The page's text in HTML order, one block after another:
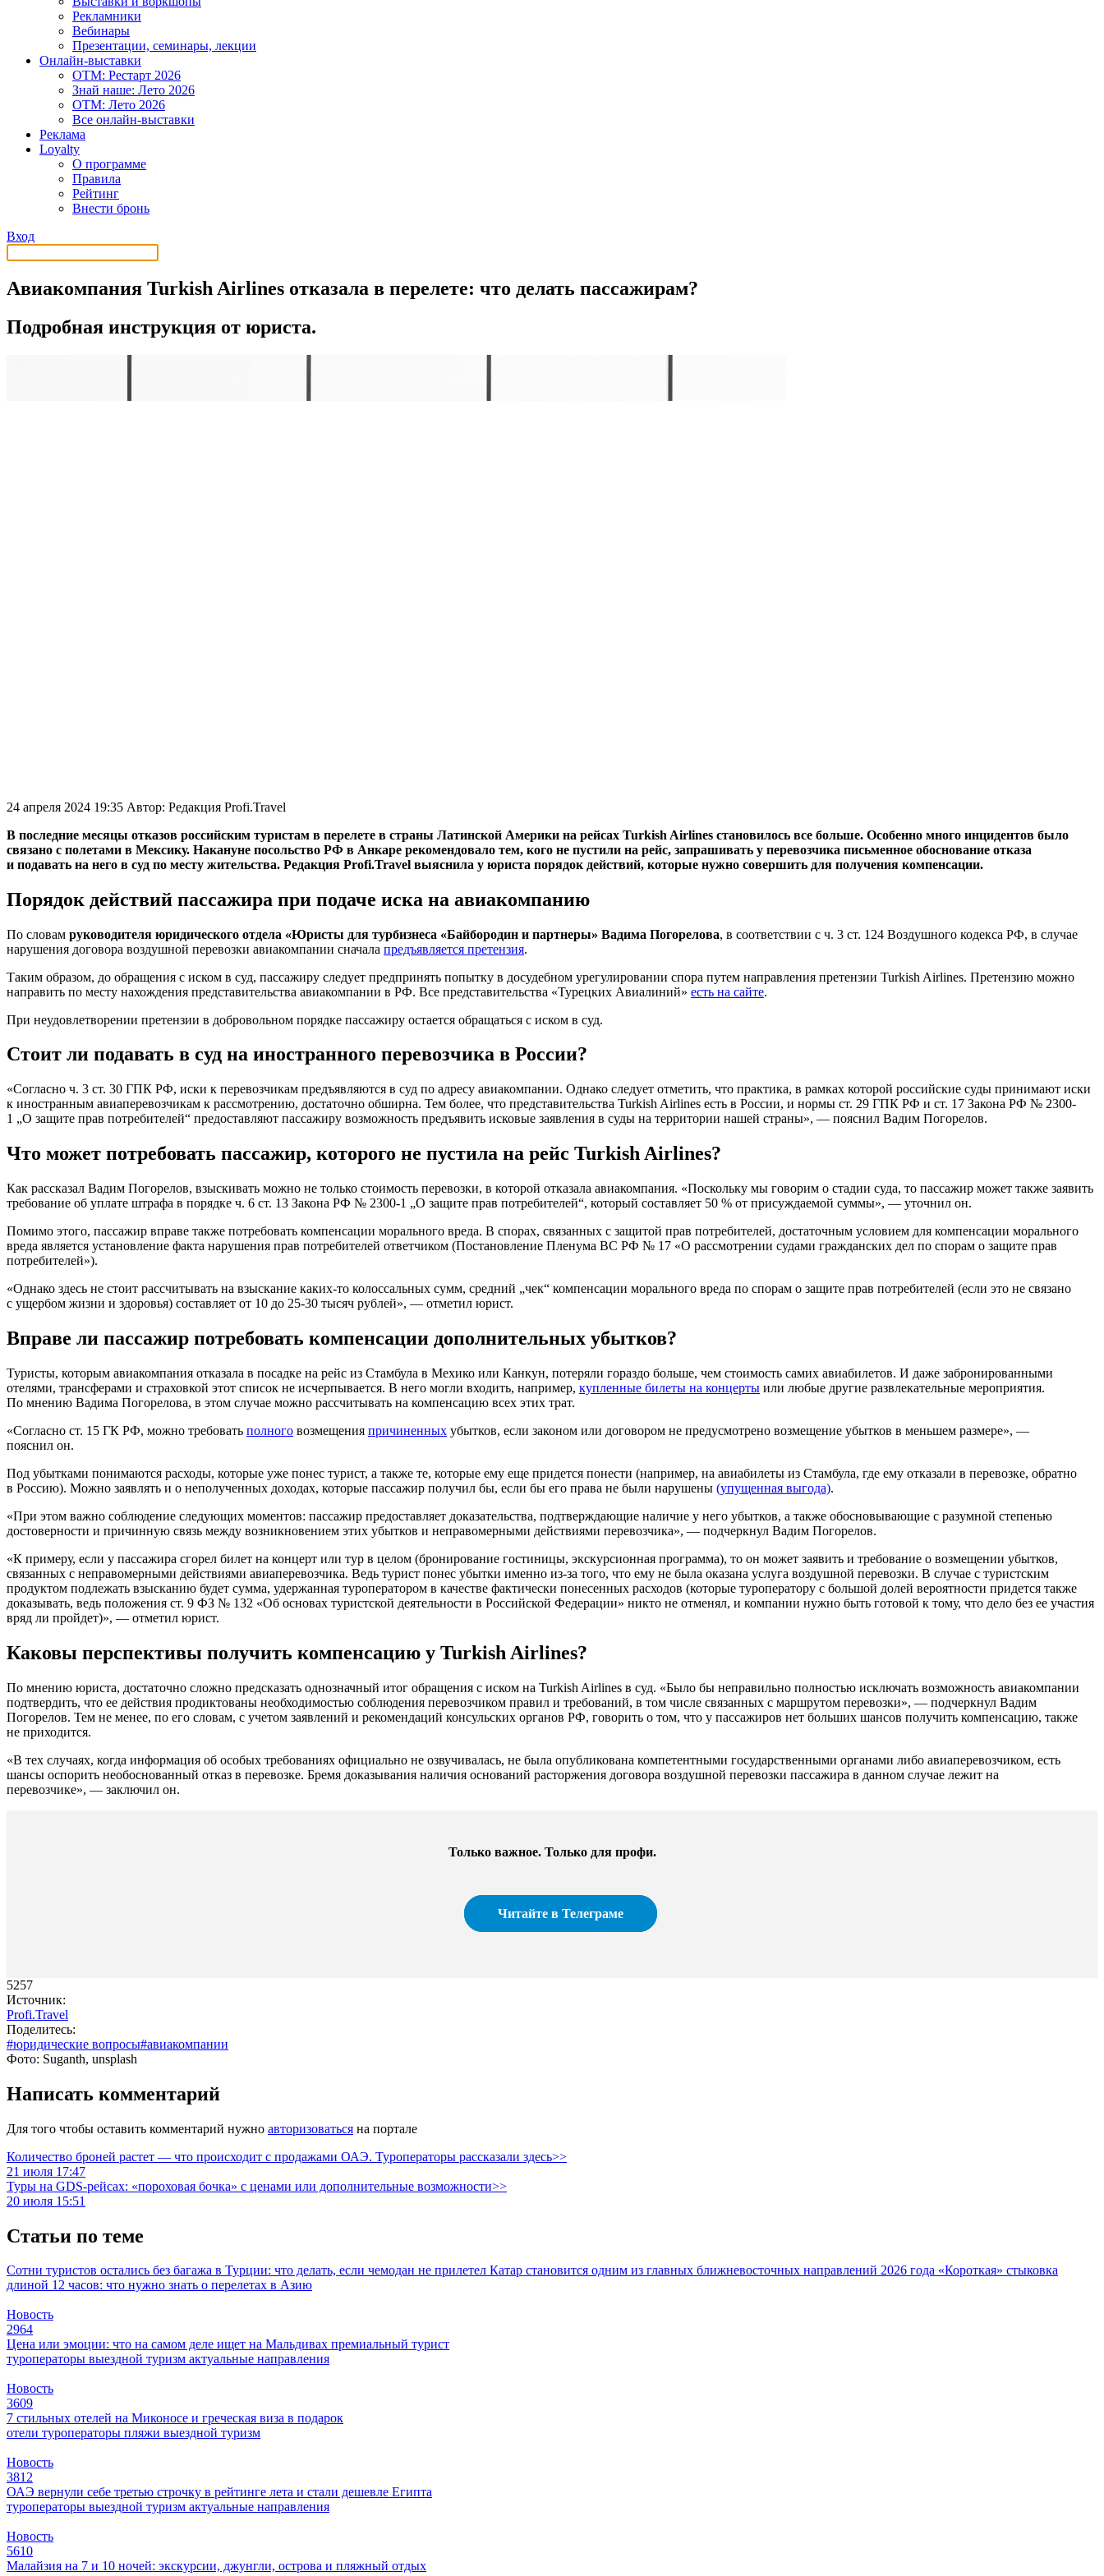
Рекламники
Вебинары
Презентации, семинары, лекции
Онлайн-выставки
OTM: Рестарт 2026
Знай наше: Лето 2026
OTM: Лето 2026
Все онлайн-выставки
Реклама
Loyalty
О программе
Правила
Рейтинг
Внести бронь
Вход
Авиакомпания Turkish Airlines отказала в перелете: что делать пассажирам?
Подробная инструкция от юриста.
24 апреля 2024 19:35 Автор: Редакция Profi.Travel
В последние месяцы отказов российским туристам в перелете в страны Латинской Америки на рейсах Turkish Airlines становилось все больше. Особенно много инцидентов было
связано с полетами в Мексику. Накануне посольство РФ в Анкаре рекомендовало тем, кого не пустили на рейс, запрашивать у перевозчика письменное обоснование отказа
и подавать на него в суд по месту жительства. Редакция Profi.Travel выяснила у юриста порядок действий, которые нужно совершить для получения компенсации.
Порядок действий пассажира при подаче иска на авиакомпанию
По словам руководителя юридического отдела «Юристы для турбизнеса «Байбородин и партнеры» Вадима Погорелова, в соответствии с ч. 3 ст. 124 Воздушного кодекса РФ, в случае
нарушения договора воздушной перевозки авиакомпании сначала предъявляется претензия.
Таким образом, до обращения с иском в суд, пассажиру следует предпринять попытку в досудебном урегулировании спора путем направления претензии Turkish Airlines. Претензию можно
направить по месту нахождения представительства авиакомпании в РФ. Все представительства «Турецких Авиалиний» есть на сайте.
При неудовлетворении претензии в добровольном порядке пассажиру остается обращаться с иском в суд.
Стоит ли подавать в суд на иностранного перевозчика в России?
«Согласно ч. 3 ст. 30 ГПК РФ, иски к перевозчикам предъявляются в суд по адресу авиакомпании. Однако следует отметить, что практика, в рамках которой российские суды принимают иски
к иностранным авиаперевозчикам к рассмотрению, достаточно обширна. Тем более, что представительства Turkish Airlines есть в России, и нормы ст. 29 ГПК РФ и ст. 17 Закона РФ № 2300-
1 „О защите прав потребителей“ предоставляют пассажиру возможность предъявить исковые заявления в суды на территории нашей страны», — пояснил Вадим Погорелов.
Что может потребовать пассажир, которого не пустила на рейс Turkish Airlines?
Как рассказал Вадим Погорелов, взыскивать можно не только стоимость перевозки, в которой отказала авиакомпания. «Поскольку мы говорим о стадии суда, то пассажир может также заявить
требование об уплате штрафа в порядке ч. 6 ст. 13 Закона РФ № 2300-1 „О защите прав потребителей“, который составляет 50 % от присуждаемой суммы», — уточнил он.
Помимо этого, пассажир вправе также потребовать компенсации морального вреда. В спорах, связанных с защитой прав потребителей, достаточным условием для компенсации морального
вреда является установление факта нарушения прав потребителей ответчиком (Постановление Пленума ВС РФ № 17 «О рассмотрении судами гражданских дел по спорам о защите прав
потребителей»).
«Однако здесь не стоит рассчитывать на взыскание каких-то колоссальных сумм, средний „чек“ компенсации морального вреда по спорам о защите прав потребителей (если это не связано
с ущербом жизни и здоровья) составляет от 10 до 25-30 тысяч рублей», — отметил юрист.
Вправе ли пассажир потребовать компенсации дополнительных убытков?
Туристы, которым авиакомпания отказала в посадке на рейс из Стамбула в Мехико или Канкун, потеряли гораздо больше, чем стоимость самих авиабилетов. И даже забронированными
отелями, трансферами и страховкой этот список не исчерпывается. В него могли входить, например, купленные билеты на концерты или любые другие развлекательные мероприятия.
По мнению Вадима Погорелова, в этом случае можно рассчитывать на компенсацию всех этих трат.
«Согласно ст. 15 ГК РФ, можно требовать полного возмещения причиненных убытков, если законом или договором не предусмотрено возмещение убытков в меньшем размере», —
пояснил он.
Под убытками понимаются расходы, которые уже понес турист, а также те, которые ему еще придется понести (например, на авиабилеты из Стамбула, где ему отказали в перевозке, обратно
в Россию). Можно заявлять и о неполученных доходах, которые пассажир получил бы, если бы его права не были нарушены (упущенная выгода).
«При этом важно соблюдение следующих моментов: пассажир предоставляет доказательства, подтверждающие наличие у него убытков, а также обосновывающие с разумной степенью
достоверности и причинную связь между возникновением этих убытков и неправомерными действиями перевозчика», — подчеркнул Вадим Погорелов.
«К примеру, если у пассажира сгорел билет на концерт или тур в целом (бронирование гостиницы, экскурсионная программа), то он может заявить и требование о возмещении убытков,
связанных с неправомерными действиями авиаперевозчика. Ведь турист понес убытки именно из-за того, что ему не была оказана услуга воздушной перевозки. В случае с туристским
продуктом подлежать взысканию будет сумма, удержанная туроператором в качестве фактически понесенных расходов (которые туроператору с большой долей вероятности придется также
доказывать, ведь положения ст. 9 ФЗ № 132 «Об основах туристской деятельности в Российской Федерации» никто не отменял, и компании нужно быть готовой к тому, что дело без ее участия
вряд ли пройдет)», — отметил юрист.
Каковы перспективы получить компенсацию у Turkish Airlines?
По мнению юриста, достаточно сложно предсказать однозначный итог обращения с иском на Turkish Airlines в суд. «Было бы неправильно полностью исключать возможность авиакомпании
подтвердить, что ее действия продиктованы необходимостью соблюдения перевозчиком правил и требований, в том числе связанных с маршрутом перевозки», — подчеркнул Вадим
Погорелов. Тем не менее, по его словам, с учетом заявлений и рекомендаций консульских органов РФ, говорить о том, что у пассажиров нет больших шансов получить компенсацию, также
не приходится.
«В тех случаях, когда информация об особых требованиях официально не озвучивалась, не была опубликована компетентными государственными органами либо авиаперевозчиком, есть
шансы оспорить необоснованный отказ в перевозке. Бремя доказывания наличия оснований расторжения договора воздушной перевозки пассажира в данном случае лежит на
перевозчике», — заключил он.
Только важное. Только для профи.​
Читайте в Телеграме
5257
Источник:
Profi.Travel
Поделитесь:
#юридические вопросы#авиакомпании
Фото: Suganth, unsplash
Написать комментарий
Для того чтобы оставить комментарий нужно авторизоваться на портале
Количество броней растет — что происходит с продажами ОАЭ. Туроператоры рассказали здесь>>
21 июля 17:47
Туры на GDS-рейсах: «пороховая бочка» с ценами или дополнительные возможности>>
20 июля 15:51
Статьи по теме
Сотни туристов остались без багажа в Турции: что делать, если чемодан не прилетел Катар становится одним из главных ближневосточных направлений 2026 года «Короткая» стыковка
длиной 12 часов: что нужно знать о перелетах в Азию
Новость
2964
Цена или эмоции: что на самом деле ищет на Мальдивах премиальный турист
туроператоры выездной туризм актуальные направления
Новость
3609
7 стильных отелей на Миконосе и греческая виза в подарок
отели туроператоры пляжи выездной туризм
Новость
3812
ОАЭ вернули себе третью строчку в рейтинге лета и стали дешевле Египта
туроператоры выездной туризм актуальные направления
Новость
5610
Малайзия на 7 и 10 ночей: экскурсии, джунгли, острова и пляжный отдых